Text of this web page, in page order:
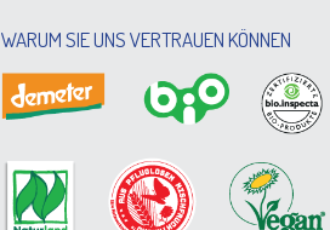
WARUM SIE UNS VERTRAUEN KÖNNEN